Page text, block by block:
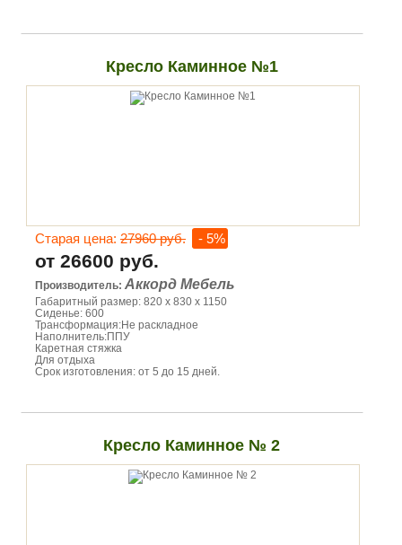
Кресло Каминное №1
Старая цена: 27960 руб. - 5%
от 26600 руб.
Производитель: Аккорд Мебель
Габаритный размер: 820 х 830 х 1150
Сиденье: 600
Трансформация:Не раскладное
Наполнитель:ППУ
Каретная стяжка
Для отдыха
Срок изготовления: от 5 до 15 дней.
Кресло Каминное № 2